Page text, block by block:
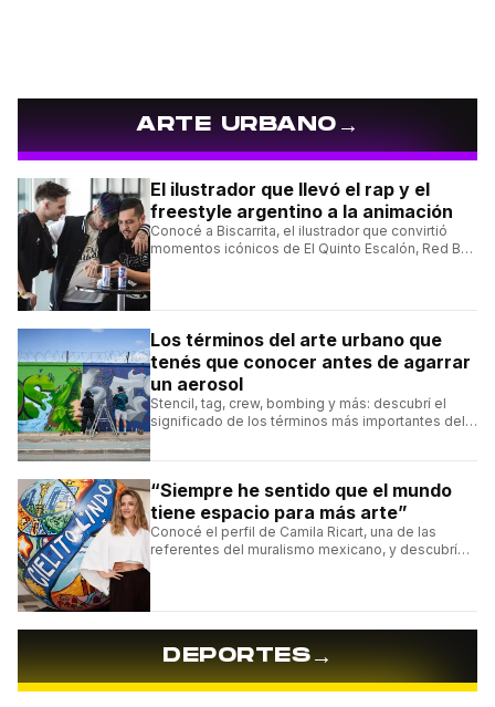
ARTE URBANO→
El ilustrador que llevó el rap y el
freestyle argentino a la animación
Conocé a Biscarrita, el ilustrador que convirtió
momentos icónicos de El Quinto Escalón, Red Bull
Los términos del arte urbano que
tenés que conocer antes de agarrar
un aerosol
Stencil, tag, crew, bombing y más: descubrí el
significado de los términos más importantes del
“Siempre he sentido que el mundo
tiene espacio para más arte”
Conocé el perfil de Camila Ricart, una de las
referentes del muralismo mexicano, y descubrí
DEPORTES→